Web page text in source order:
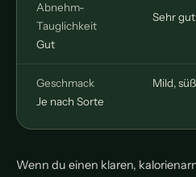
Abnehm-
Tauglichkeit
Sehr
Gut
Geschmack Mild,
Je nach Sorte
Wenn du einen klaren,